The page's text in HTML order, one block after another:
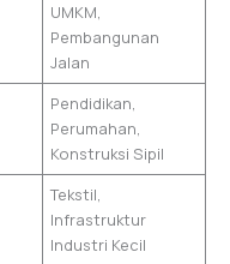
UMKM,
Pembangunan
Jalan
Pendidikan,
Perumahan,
Konstruksi Sipil
Tekstil,
Infrastruktur
Industri Kecil